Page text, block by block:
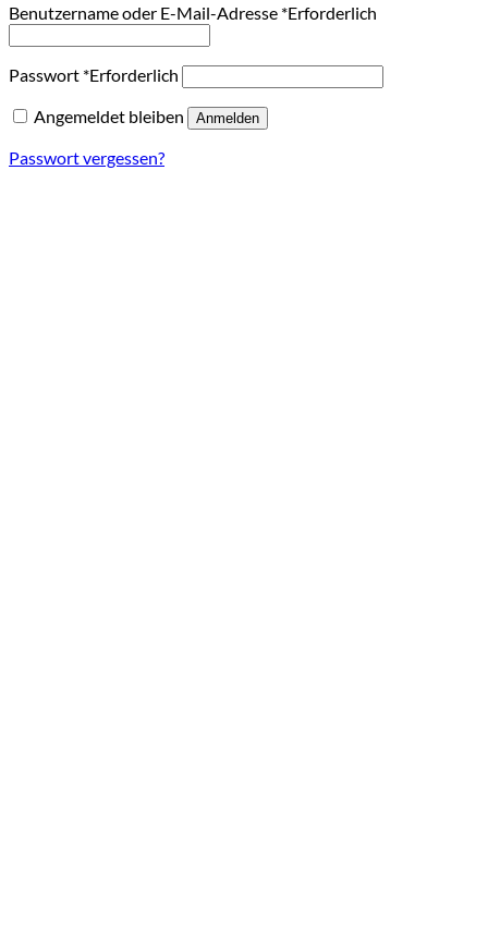
Benutzername oder E-Mail-Adresse *Erforderlich
Passwort *Erforderlich
Angemeldet bleiben
Anmelden
Passwort vergessen?